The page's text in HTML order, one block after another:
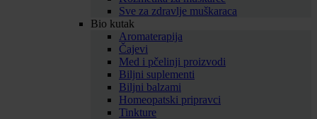
Sve za zdravlje muškaraca
Bio kutak
Aromaterapija
Čajevi
Med i pčelinji proizvodi
Biljni suplementi
Biljni balzami
Homeopatski pripravci
Tinkture